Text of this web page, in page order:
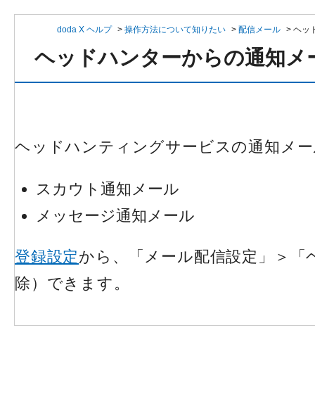
doda X ヘルプ > 操作方法について知りたい > 配信メール > ヘッ
ヘッドハンターからの通知
ヘッドハンティングサービスの通知メ
スカウト通知メール
メッセージ通知メール
登録設定から、「メール配信設定」＞
除）できます。